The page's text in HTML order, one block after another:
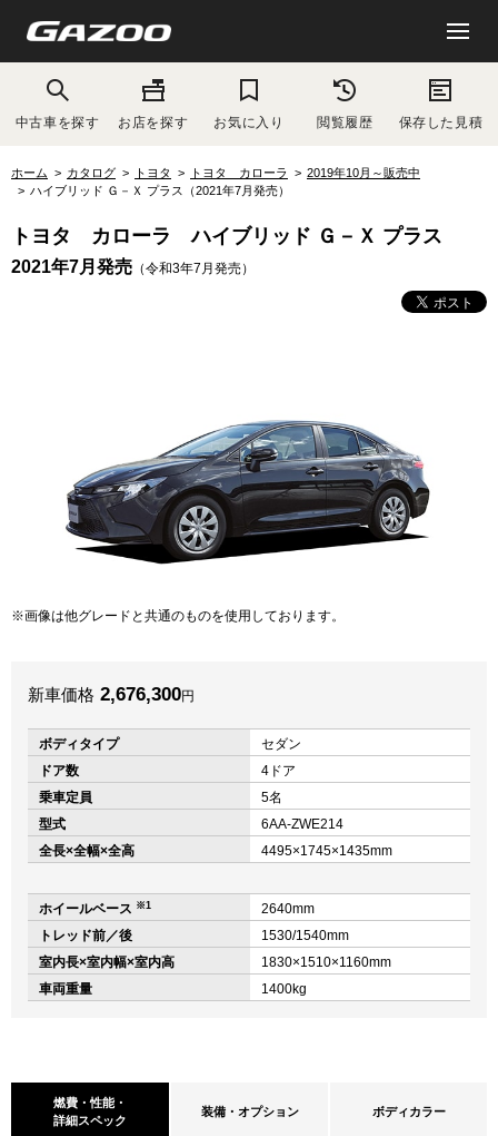
中古車を探す お店を探す お気に入り 閲覧履歴 保存した見積
ホーム カタログ トヨタ トヨタ カローラ
2019年10月～販売中
ハイブリッド Ｇ－Ｘ プラス（2021年7月発売）
トヨタ カローラ ハイブリッド Ｇ－Ｘ プラス
2021年7月発売 （令和3年7月発売）
画像は他グレードと共通のものを使用しております。
新車価格 2,676,300円
ボディタイプ
セダン
ドア数
4ドア
乗車定員
5名
型式
6AA-ZWE214
全長×全幅×全高
4495×1745×1435mm
ホイールベース ※1
2640mm
トレッド前／後
1530/1540mm
室内長×室内幅×室内高
1830×1510×1160mm
車両重量
1400kg
燃費・性能・
詳細スペック
装備・オプション ボディカラー